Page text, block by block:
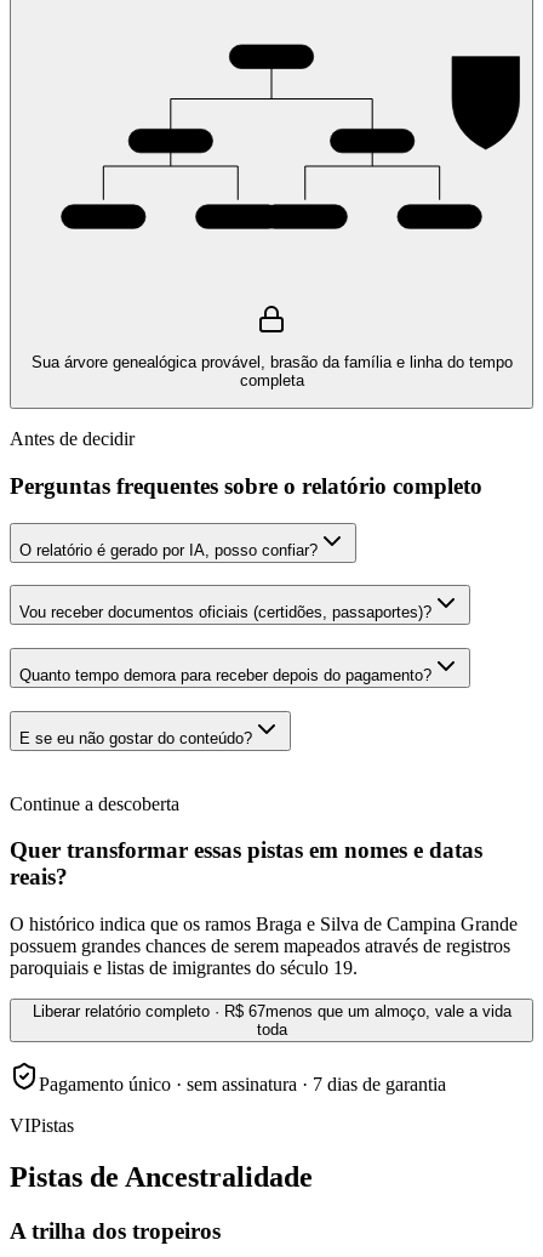
Sua árvore genealógica provável, brasão da família e linha do tempo
completa
Antes de decidir
Perguntas frequentes sobre o relatório completo
O relatório é gerado por IA, posso confiar?
Vou receber documentos oficiais (certidões, passaportes)?
Quanto tempo demora para receber depois do pagamento?
E se eu não gostar do conteúdo?
Continue a descoberta
Quer transformar essas pistas em nomes e datas
reais?
O histórico indica que os ramos Braga e Silva de Campina Grande
possuem grandes chances de serem mapeados através de registros
paroquiais e listas de imigrantes do século 19.
Liberar relatório completo · R$ 67menos que um almoço, vale a vida
toda
Pagamento único · sem assinatura · 7 dias de garantia
VIPistas
Pistas de Ancestralidade
A trilha dos tropeiros